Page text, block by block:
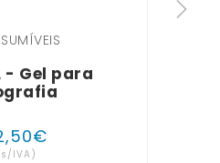
- Gel para
,50€
IVA)